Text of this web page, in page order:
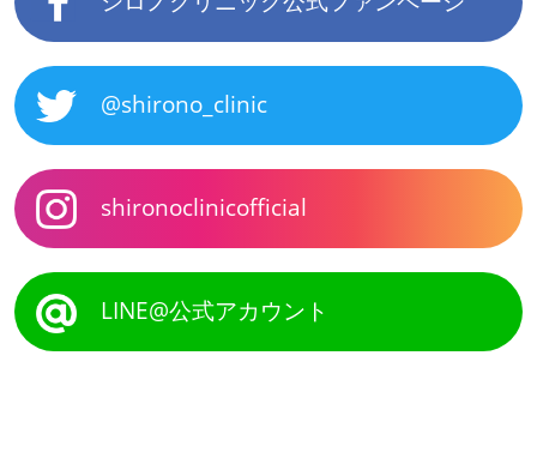
@shirono_clinic
shironoclinicofficial
LINE@公式アカウント